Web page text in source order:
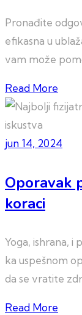
Pronađite
efikasna u
vam može
Read More
jun 14, 2024
Oporavak
koraci
Yoga, ishrana, i
ka uspešnom
da se vratite
Read More